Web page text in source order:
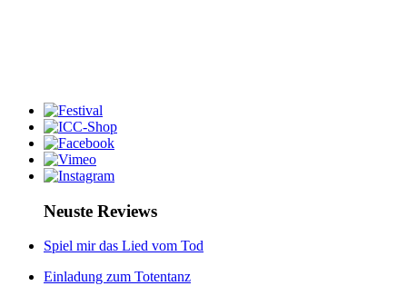
Neuste Reviews
Spiel mir das Lied vom Tod
Einladung zum Totentanz